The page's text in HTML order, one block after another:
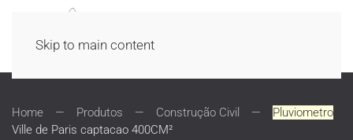
Skip to main content
Home Produtos Construção Civil
Pluviometro
Ville de Paris captacao 400CM²